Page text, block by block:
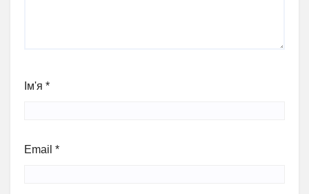
Ім'я *
Email *